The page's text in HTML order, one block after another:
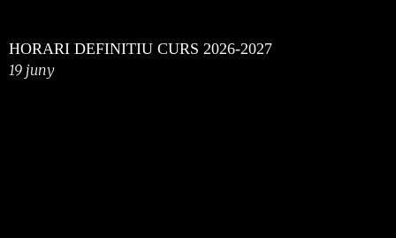
HORARI DEFINITIU CURS 2026-2027
19 juny